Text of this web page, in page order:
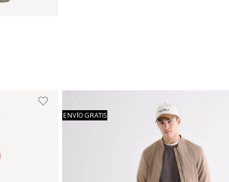
ENVÍO GRATIS